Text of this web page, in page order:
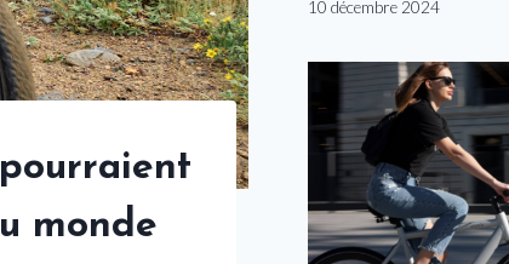
monde
10 décembre 2024